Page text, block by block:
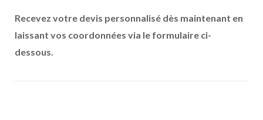
Recevez votre devis personnalisé dès maintenant en
laissant vos coordonnées via le formulaire ci-
dessous.